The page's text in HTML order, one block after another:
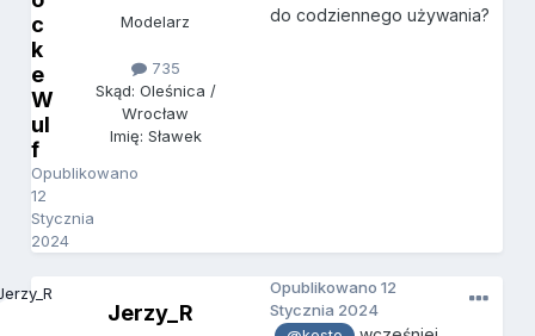
c
k
e
W
ul
f
Opublikowano
12
Stycznia
2024
Modelarz
735
Skąd: Oleśnica /
Wrocław
Imię: Sławek
do codziennego używania?
Jerzy_R
Opublikowano12
Stycznia 2024